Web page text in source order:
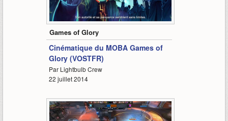
1:17
Games of Glory
Cinématique du MOBA Games of
Glory (VOSTFR)
Par Lightbulb Crew
22 juillet 2014